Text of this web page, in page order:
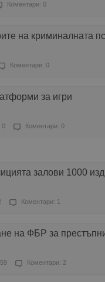
Коментари: 0
на криминалната
Коментари: 0
за игри
0 Коментари: 0
залови 1000
Коментари: 1
на ФБР за
Коментари: 2